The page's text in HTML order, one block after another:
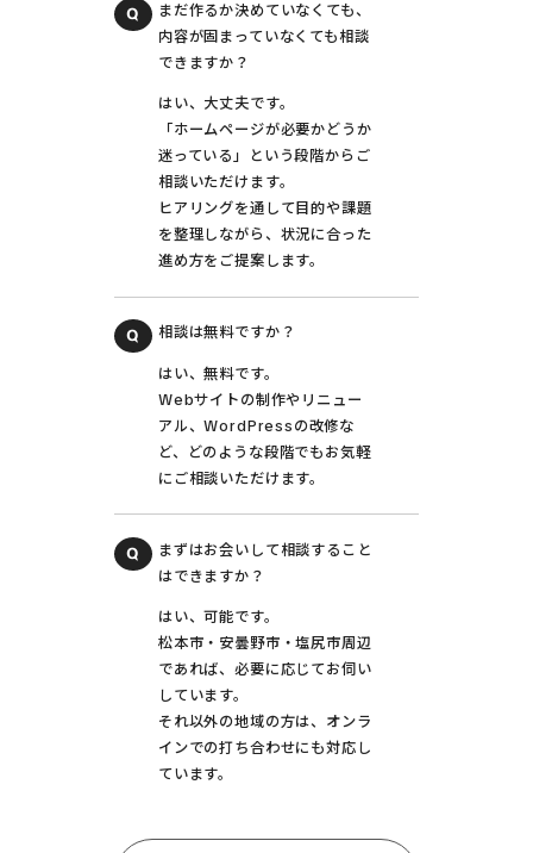
まだ作るか決めていなくても、
内容が固まっていなくても相談
できますか？
はい、大丈夫です。
「ホームページが必要かどうか
迷っている」という段階からご
相談いただけます。
ヒアリングを通して目的や課題
を整理しながら、状況に合った
進め方をご提案します。
相談は無料ですか？
はい、無料です。
Webサイトの制作やリニュー
アル、WordPressの改修な
ど、どのような段階でもお気軽
にご相談いただけます。
まずはお会いして相談すること
はできますか？
はい、可能です。
松本市・安曇野市・塩尻市周辺
であれば、必要に応じてお伺い
しています。
それ以外の地域の方は、オンラ
インでの打ち合わせにも対応し
ています。